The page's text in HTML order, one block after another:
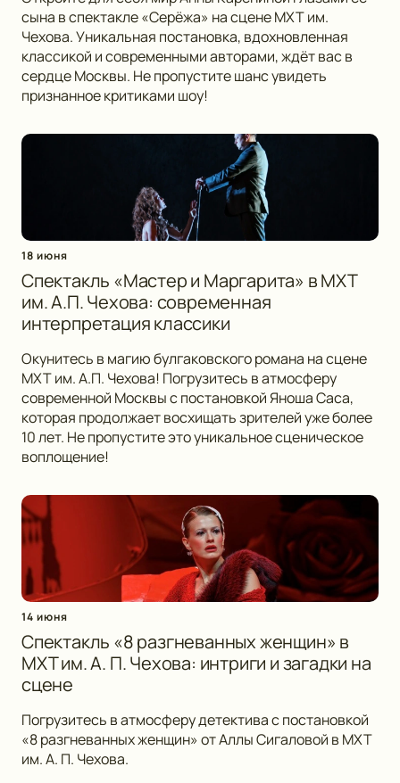
сына в спектакле «Серёжа» на сцене МХТ им.
Чехова. Уникальная постановка, вдохновленная
классикой и современными авторами, ждёт вас в
сердце Москвы. Не пропустите шанс увидеть
признанное критиками шоу!
18 июня
Спектакль «Мастер и Маргарита» в МХТ
им. А.П. Чехова: современная
интерпретация классики
Окунитесь в магию булгаковского романа на сцене
МХТ им. А.П. Чехова! Погрузитесь в атмосферу
современной Москвы с постановкой Яноша Саса,
которая продолжает восхищать зрителей уже более
10 лет. Не пропустите это уникальное сценическое
воплощение!
14 июня
Спектакль «8 разгневанных женщин» в
МХТ им. А. П. Чехова: интриги и загадки на
сцене
Погрузитесь в атмосферу детектива с постановкой
«8 разгневанных женщин» от Аллы Сигаловой в МХТ
им. А. П. Чехова.